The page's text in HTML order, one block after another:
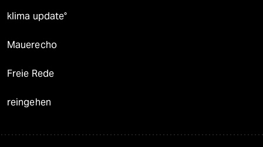
klima update°
Mauerecho
Freie Rede
reingehen